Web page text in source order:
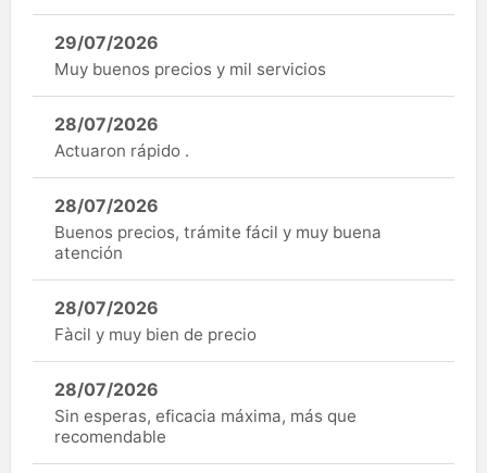
29/07/2026
Muy buenos precios y mil servicios
28/07/2026
Actuaron rápido .
28/07/2026
Buenos precios, trámite fácil y muy buena
atención
28/07/2026
Fàcil y muy bien de precio
28/07/2026
Sin esperas, eficacia máxima, más que
recomendable